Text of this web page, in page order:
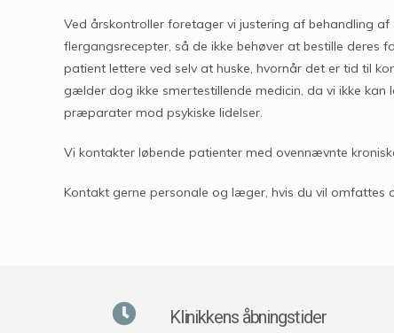
Ved årskontroller foretager vi justering af behandling
flergangsrecepter, så de ikke behøver at bestille deres
patient lettere ved selv at huske, hvornår det er tid til
gælder dog ikke smertestillende medicin, da vi ikke
præparater mod psykiske lidelser.
Vi kontakter løbende patienter med ovennævnte
Kontakt gerne personale og læger, hvis du vil
Klinikkens åbningstider